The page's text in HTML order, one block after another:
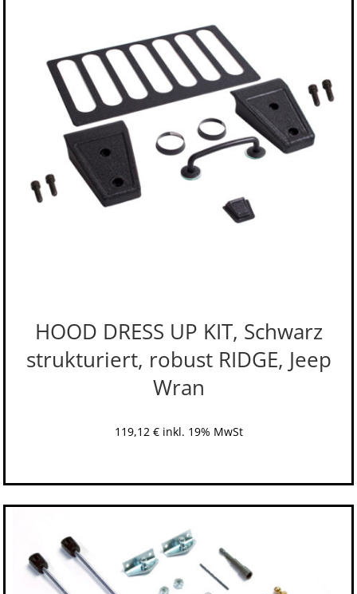
HOOD DRESS UP KIT, Schwarz
strukturiert, robust RIDGE, Jeep
Wran
119,12 € inkl. 19% MwSt